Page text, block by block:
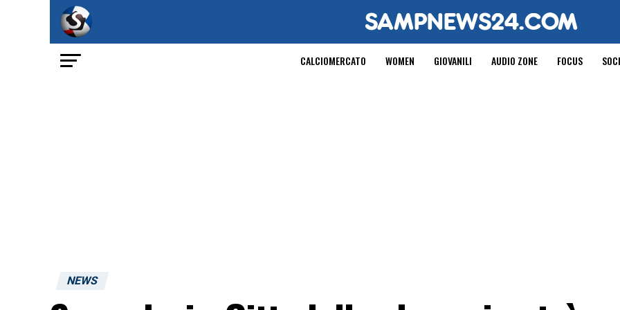
CALCIOMERCATO WOMEN GIOVANILI AUDIO ZONE FOCUS
NEWS